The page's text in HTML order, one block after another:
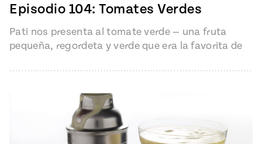
Episodio 104: Tomates Verdes
Pati nos presenta al tomate verde — una fruta
pequeña, regordeta y verde que era la favorita de